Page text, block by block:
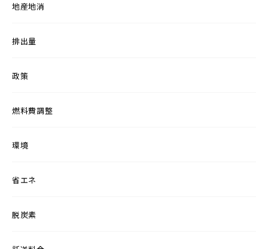
地産地消
排出量
政策
燃料費調整
環境
省エネ
脱炭素